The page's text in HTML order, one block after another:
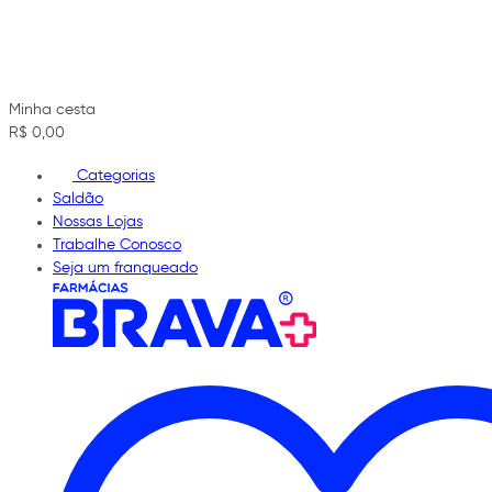
Minha cesta
R$ 0,00
Categorias
Saldão
Nossas Lojas
Trabalhe Conosco
Seja um franqueado